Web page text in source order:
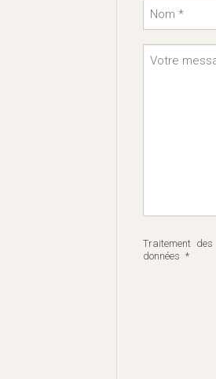
Traitement des
données *